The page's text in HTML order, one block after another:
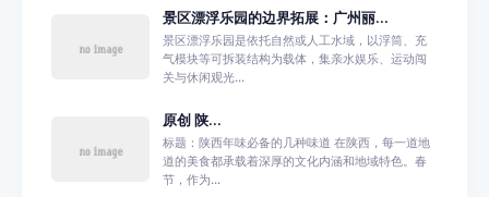
景区漂浮乐园的边界拓展：广州丽...
景区漂浮乐园是依托自然或人工水域，以浮筒、充
气模块等可拆装结构为载体，集亲水娱乐、运动闯
关与休闲观光...
原创 陕...
标题：陕西年味必备的几种味道 在陕西，每一道地
道的美食都承载着深厚的文化内涵和地域特色。春
节，作为...